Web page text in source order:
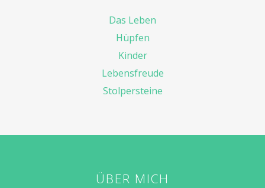
Das Leben
Hüpfen
Kinder
Lebensfreude
Stolpersteine
ÜBER MICH